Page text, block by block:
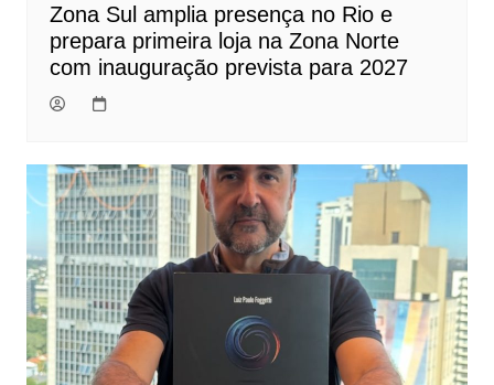
Zona Sul amplia presença no Rio e
prepara primeira loja na Zona Norte
com inauguração prevista para 2027